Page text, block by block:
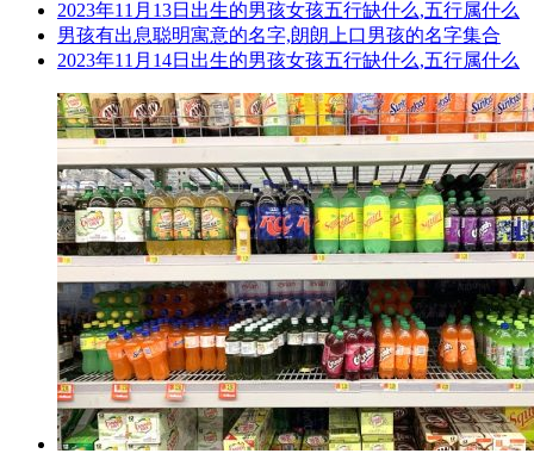
2023年11月13日出生的男孩女孩五行缺什么,五行属什么
男孩有出息聪明寓意的名字,朗朗上口男孩的名字集合
2023年11月14日出生的男孩女孩五行缺什么,五行属什么